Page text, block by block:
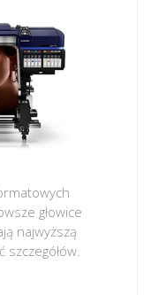
głowice
najwyższą
szczegółów.